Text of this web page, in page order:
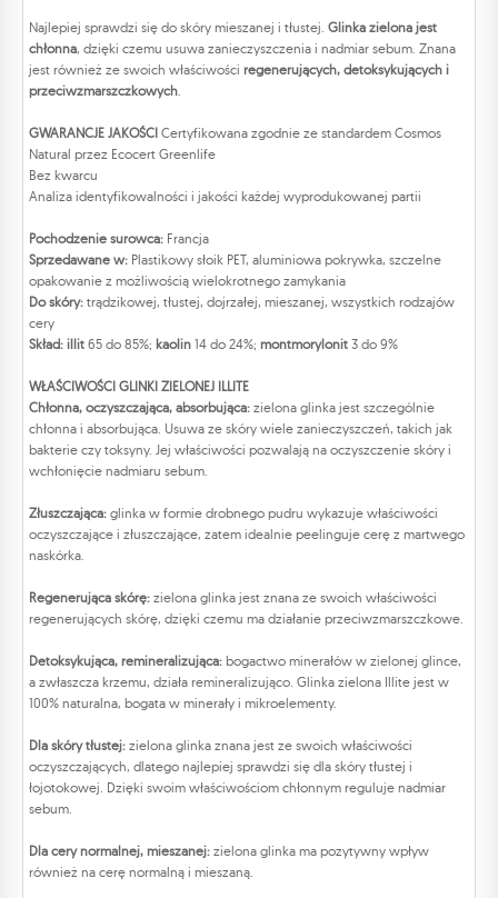
Najlepiej sprawdzi się do skóry mieszanej i tłustej. Glinka zielona jest
chłonna, dzięki czemu usuwa zanieczyszczenia i nadmiar sebum. Znana
jest również ze swoich właściwości regenerujących, detoksykujących i
przeciwzmarszczkowych.
GWARANCJE JAKOŚCI Certyfikowana zgodnie ze standardem Cosmos
Natural przez Ecocert Greenlife
Bez kwarcu
Analiza identyfikowalności i jakości każdej wyprodukowanej partii
Pochodzenie surowca: Francja
Sprzedawane w: Plastikowy słoik PET, aluminiowa pokrywka, szczelne
opakowanie z możliwością wielokrotnego zamykania
Do skóry: trądzikowej, tłustej, dojrzałej, mieszanej, wszystkich rodzajów
cery
Skład: illit 65 do 85%; kaolin 14 do 24%; montmorylonit 3 do 9%
WŁAŚCIWOŚCI GLINKI ZIELONEJ ILLITE
Chłonna, oczyszczająca, absorbująca: zielona glinka jest szczególnie
chłonna i absorbująca. Usuwa ze skóry wiele zanieczyszczeń, takich jak
bakterie czy toksyny. Jej właściwości pozwalają na oczyszczenie skóry i
wchłonięcie nadmiaru sebum.
Złuszczająca: glinka w formie drobnego pudru wykazuje właściwości
oczyszczające i złuszczające, zatem idealnie peelinguje cerę z martwego
naskórka.
Regenerująca skórę: zielona glinka jest znana ze swoich właściwości
regenerujących skórę, dzięki czemu ma działanie przeciwzmarszczkowe.
Detoksykująca, remineralizująca: bogactwo minerałów w zielonej glince,
a zwłaszcza krzemu, działa remineralizująco. Glinka zielona Illite jest w
100% naturalna, bogata w minerały i mikroelementy.
Dla skóry tłustej: zielona glinka znana jest ze swoich właściwości
oczyszczających, dlatego najlepiej sprawdzi się dla skóry tłustej i
łojotokowej. Dzięki swoim właściwościom chłonnym reguluje nadmiar
sebum.
Dla cery normalnej, mieszanej: zielona glinka ma pozytywny wpływ
również na cerę normalną i mieszaną.